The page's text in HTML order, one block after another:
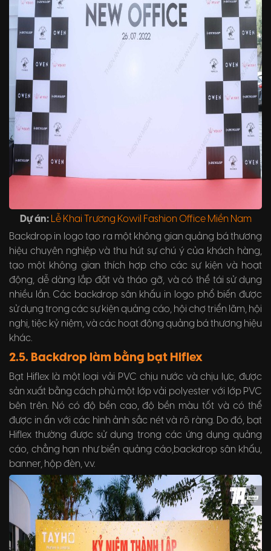
Dự án: Lễ Khai Trương Kowil Fashion Office Miền Nam
Backdrop in logo tạo ra một không gian quảng bá thương
hiệu chuyên nghiệp và thu hút sự chú ý của khách hàng,
tạo một không gian thích hợp cho các sự kiện và hoạt
động, dễ dàng lắp đặt và tháo gỡ, và có thể tái sử dụng
nhiều lần. Các backdrop sân khấu in logo phổ biến được
sử dụng trong các sự kiện quảng cáo, hội chợ triển lãm, hội
nghị, tiệc kỷ niệm, và các hoạt động quảng bá thương hiệu
khác.
2.5. Backdrop làm bằng bạt Hiflex
Bạt Hiflex là một loại vải PVC chịu nước và chịu lực, được
sản xuất bằng cách phủ một lớp vải polyester với lớp PVC
bên trên. Nó có độ bền cao, độ bền màu tốt và có thể
được in ấn với các hình ảnh sắc nét và rõ ràng. Do đó, bạt
Hiflex thường được sử dụng trong các ứng dụng quảng
cáo, chẳng hạn như biển quảng cáo,backdrop sân khấu,
banner, hộp đèn, v.v.